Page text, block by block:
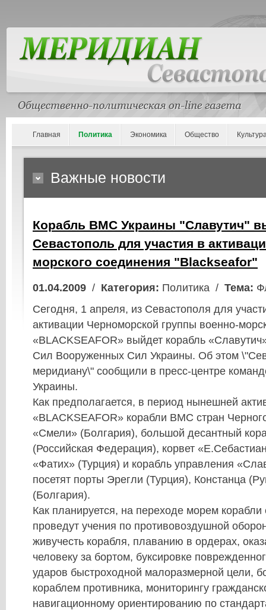
Главная Политика Экономика Общество
Важные новости
Корабль ВМС Украины "Славутич"
Севастополь для участия в
морского соединения "Blackseafor"
01.04.2009 / Категория: Политика / Тема:
Сегодня, 1 апреля, из Севастополя для
активации Черноморской группы военно-
«BLАCKSEAFOR» выйдет корабль
Сил Вооруженных Сил Украины. Об этом
меридиану\" сообщили в пресс-центре
Украины.
Как предполагается, в период нынешней
«BLАCKSEAFOR» корабли ВМС стран
«Смели» (Болгария), большой десантный
(Российская Федерация), корвет
«Фатих» (Турция) и корабль управления
посетят порты Эрегли (Турция), Констанца
(Болгария).
Как планируется, на переходе морем корабли
проведут учения по противовоздушной
живучесть корабля, плаванию в ордерах,
человеку за бортом, буксировке
ударов быстроходной малоразмерной цели,
кораблем противника, мониторингу
навигационному ориентированию по